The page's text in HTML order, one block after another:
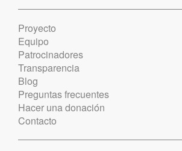
Proyecto
Equipo
Patrocinadores
Transparencia
Blog
Preguntas frecuentes
Hacer una donación
Contacto